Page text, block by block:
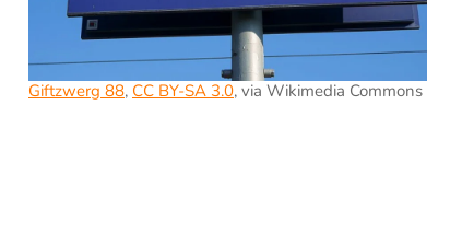
Giftzwerg 88, CC BY-SA 3.0, via Wikimedia Commons